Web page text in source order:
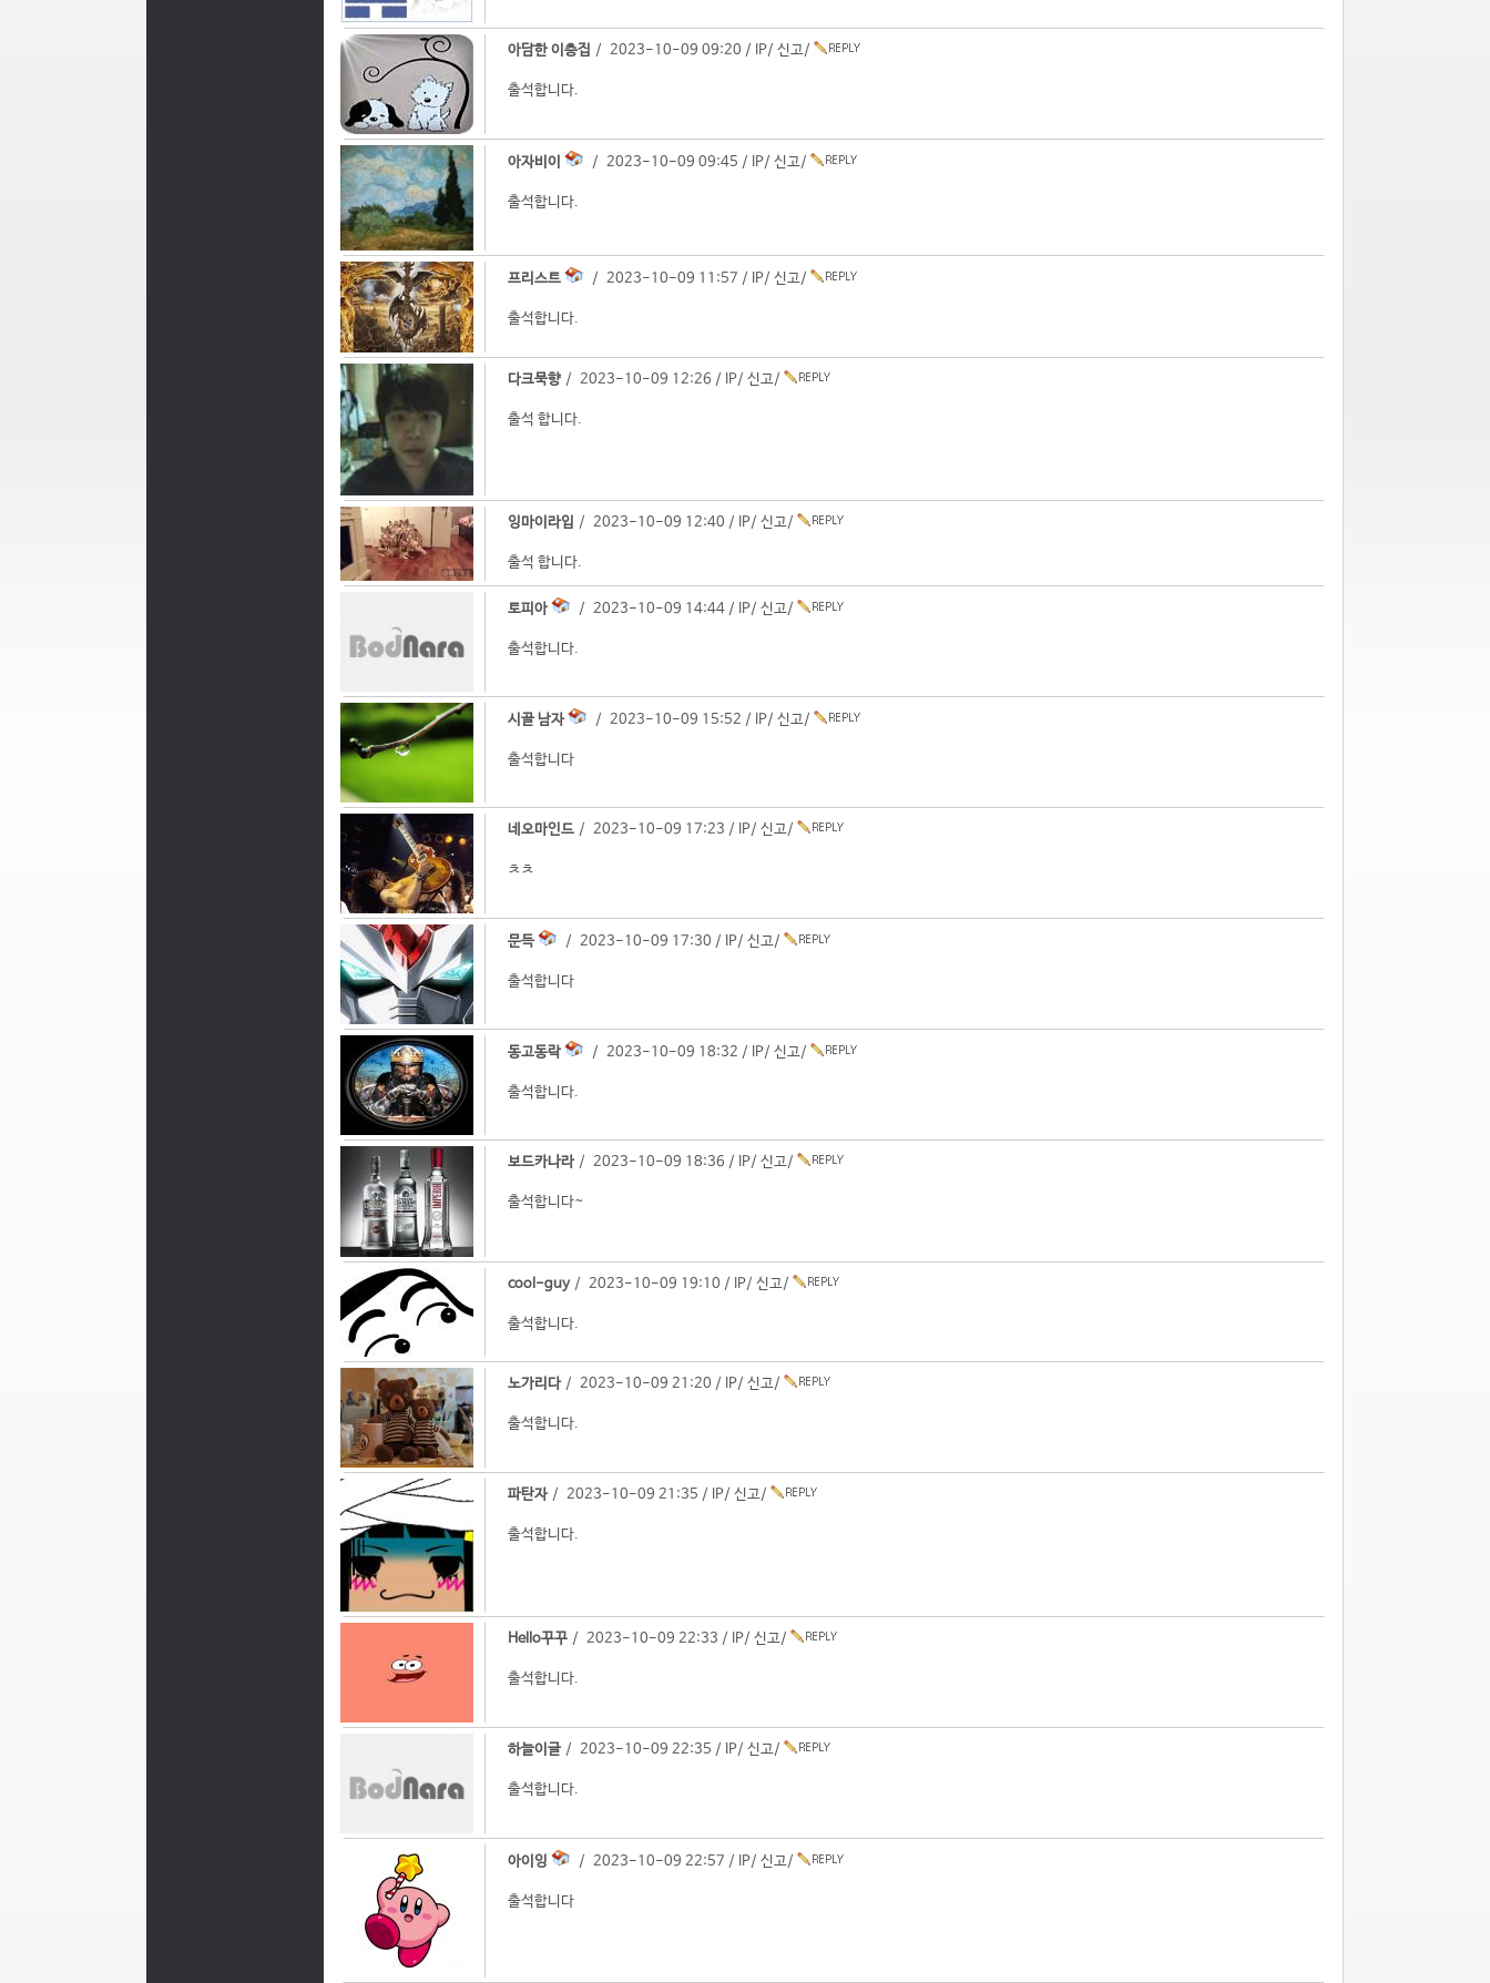
아담한 이층집 / 2023-10-09 09:20 / IP/ 신고/
출석합니다.
아자비이 / 2023-10-09 09:45 / IP/ 신고/
출석합니다.
프리스트 / 2023-10-09 11:57 / IP/ 신고/
출석합니다.
다크묵향 / 2023-10-09 12:26 / IP/ 신고/
출석 합니다.
잉마이라입 / 2023-10-09 12:40 / IP/ 신고/
출석 합니다.
토피아 / 2023-10-09 14:44 / IP/ 신고/
출석합니다.
시골 남자 / 2023-10-09 15:52 / IP/ 신고/
출석합니다
네오마인드 / 2023-10-09 17:23 / IP/ 신고/
ㅊㅊ
문득 / 2023-10-09 17:30 / IP/ 신고/
출석합니다
동고동락 / 2023-10-09 18:32 / IP/ 신고/
출석합니다.
보드카나라 / 2023-10-09 18:36 / IP/ 신고/
출석합니다~
cool-guy/ 2023-10-09 19:10 / IP/ 신고/
출석합니다.
노가리다 / 2023-10-09 21:20 / IP/ 신고/
출석합니다.
파탄자 / 2023-10-09 21:35 / IP/ 신고/
출석합니다.
Hello꾸꾸 / 2023-10-09 22:33 / IP/ 신고/
출석합니다.
하늘이글 / 2023-10-09 22:35 / IP/ 신고/
출석합니다.
아이잉 / 2023-10-09 22:57 / IP/ 신고/
출석합니다